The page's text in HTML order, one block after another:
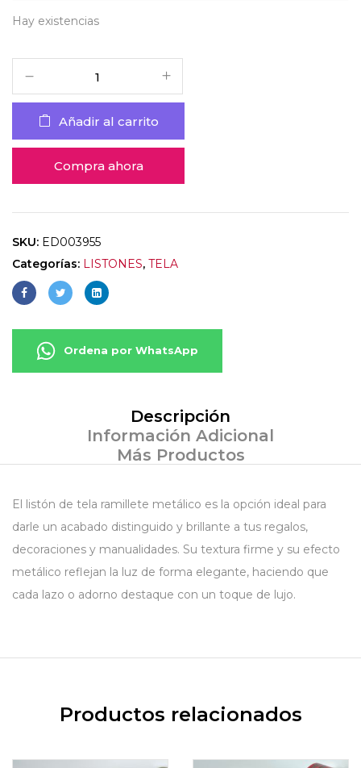
Hay existencias
Añadir al carrito
Compra ahora
SKU: ED003955
Categorías: LISTONES, TELA
Ordena por WhatsApp
Descripción
Información Adicional
Más Productos
El listón de tela ramillete metálico es la opción ideal para
darle un acabado distinguido y brillante a tus regalos,
decoraciones y manualidades. Su textura firme y su efecto
metálico reflejan la luz de forma elegante, haciendo que
cada lazo o adorno destaque con un toque de lujo.
Productos relacionados